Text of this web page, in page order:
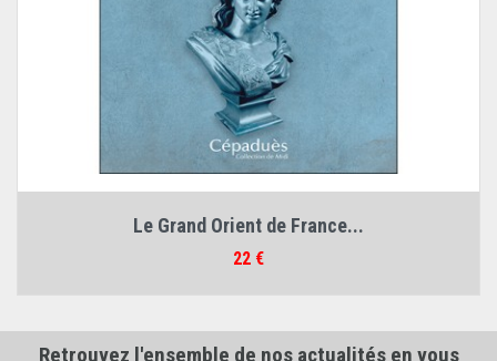
Le Grand Orient de France...
Prix
22 €
Retrouvez l'ensemble de nos actualités en vous